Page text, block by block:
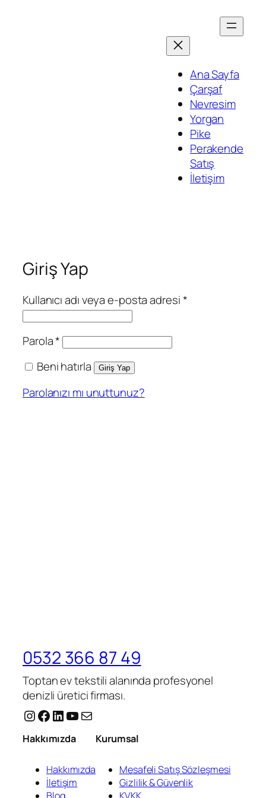
Ana Sayfa
Çarşaf
Nevresim
Yorgan
Pike
Perakende
Satış
İletişim
Giriş Yap
Kullanıcı adı veya e-posta adresi*Gerekli
Parola*Gerekli
Beni hatırla
Giriş Yap
Parolanızı mı unuttunuz?
0532 366 87 49
Toptan ev tekstili alanında profesyonel
denizli üretici firması.
Instagram
Facebook
LinkedIn
YouTube
E-posta
Hakkımızda
Hakkımızda
İletişim
Kurumsal
Mesafeli Satış Sözleşmesi
Gizlilik & Güvenlik